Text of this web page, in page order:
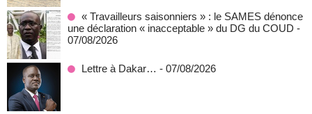
« Travailleurs saisonniers » : le SAMES dénonce
une déclaration « inacceptable » du DG du COUD -
07/08/2026
Lettre à Dakar… - 07/08/2026